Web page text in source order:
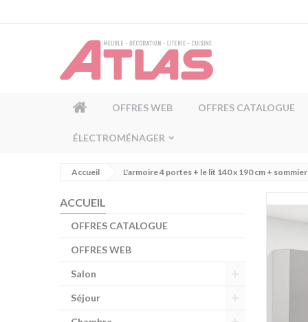
OFFRES WEB OFFRES CATALOGUE
ÉLECTROMÉNAGER
Accueil L'armoire 4 portes + le lit 140 x 190 cm +
ACCUEIL
OFFRES CATALOGUE
OFFRES WEB
Salon
Séjour